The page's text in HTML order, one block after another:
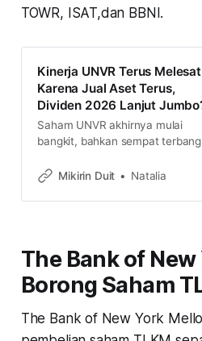
TOWR, ISAT,dan BBNI.
Kinerja UNVR Terus Melesat
Karena Jual Aset Terus,
Dividen 2026 Lanjut
Saham UNVR akhirnya mulai
bangkit, bahkan sempat
berhasil naik hampir dua kali lipat
dividen jumbo tahun ini. Kira-kira
Mikirin Duit Natalia
The Bank of
Borong Saham
The Bank of New York